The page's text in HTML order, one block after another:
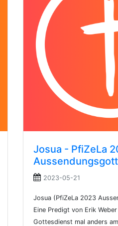
Josua - PfiZeLa
2023-05-21
Josua (PfiZeLa 2023
Eine Predigt von Erik
Gottesdienst mal anders